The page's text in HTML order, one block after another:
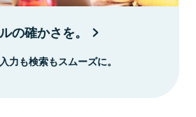
の確かさを。
力も検索もスムーズに。